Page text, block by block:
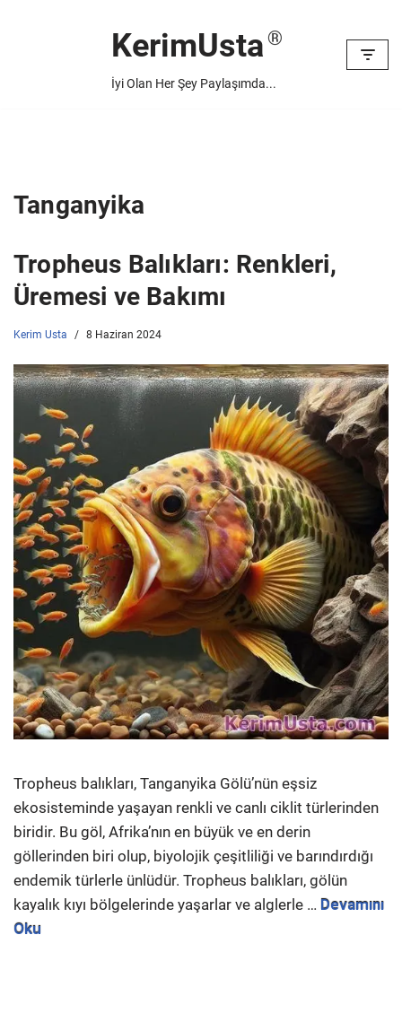
KerimUsta
İyi Olan Her Şey Paylaşımda...
Tanganyika
Tropheus Balıkları: Renkleri,
Üremesi ve Bakımı
Kerim Usta 8 Haziran 2024
Tropheus balıkları, Tanganyika Gölü’nün eşsiz
ekosisteminde yaşayan renkli ve canlı ciklit türlerinden
biridir. Bu göl, Afrika’nın en büyük ve en derin
göllerinden biri olup, biyolojik çeşitliliği ve barındırdığı
endemik türlerle ünlüdür. Tropheus balıkları, gölün
kayalık kıyı bölgelerinde yaşarlar ve alglerle … Devamını
Oku